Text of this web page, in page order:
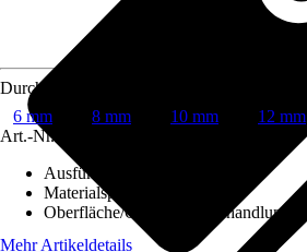
Durchmesser
6 mm
8 mm 10 mm
12 mm
Art.-Nr.
Ausführung
Materialspezifizierung
Oberfläche/Oberflächenbehandlung
Mehr Artikeldetails